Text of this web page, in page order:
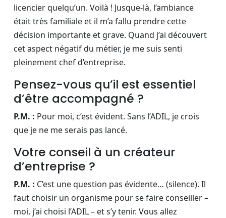
licencier quelqu’un. Voilà ! Jusque-là, l’ambiance
était très familiale et il m’a fallu prendre cette
décision importante et grave. Quand j’ai découvert
cet aspect négatif du métier, je me suis senti
pleinement chef d’entreprise.
Pensez-vous qu’il est essentiel
d’être accompagné ?
P.M. : Pour moi, c’est évident. Sans l’ADIL, je crois
que je ne me serais pas lancé.
Votre conseil à un créateur
d’entreprise ?
P.M. : C’est une question pas évidente… (silence). Il
faut choisir un organisme pour se faire conseiller –
moi, j’ai choisi l’ADIL – et s’y tenir. Vous allez